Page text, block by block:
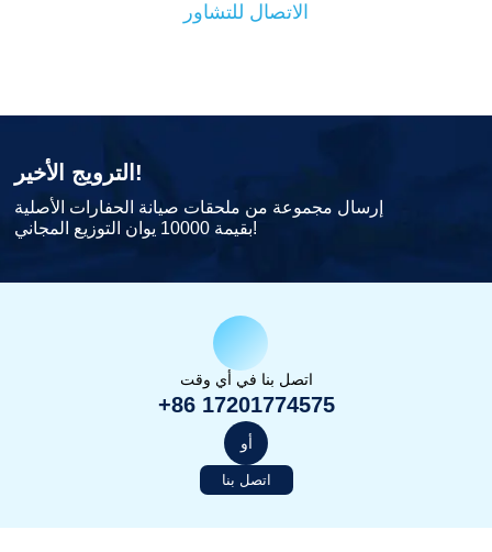
الاتصال للتشاور
الترويج الأخير!
إرسال مجموعة من ملحقات صيانة الحفارات الأصلية
بقيمة 10000 يوان التوزيع المجاني!
اتصل بنا في أي وقت
+86 17201774575
أو
اتصل بنا